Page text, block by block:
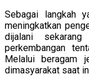
Sebagai langkah
meningkatkan
dijalani
perkembangan
Melalui beragam
dimasyarakat saat